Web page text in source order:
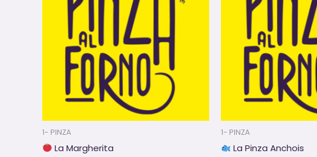
1- PINZA
La Margherita
1- PINZA
La Pinza Anchois